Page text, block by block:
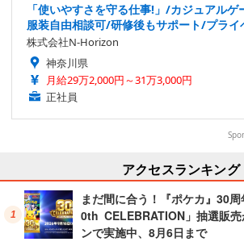
「使いやすさを守る仕事!」/カジュアル
服装自由相談可/研修後もサポート/プライ
株式会社N-Horizon
神奈川県
月給29万2,000円～31万3,000円
正社員
アクセスランキング
まだ間に合う！『ポケカ』30
0th CELEBRATION」抽選販売
ンで実施中、8月6日まで